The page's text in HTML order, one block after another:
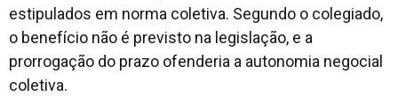
estipulados em norma coletiva. Segundo o colegiado,
o benefício não é previsto na legislação, e a
prorrogação do prazo ofenderia a autonomia negocial
coletiva.